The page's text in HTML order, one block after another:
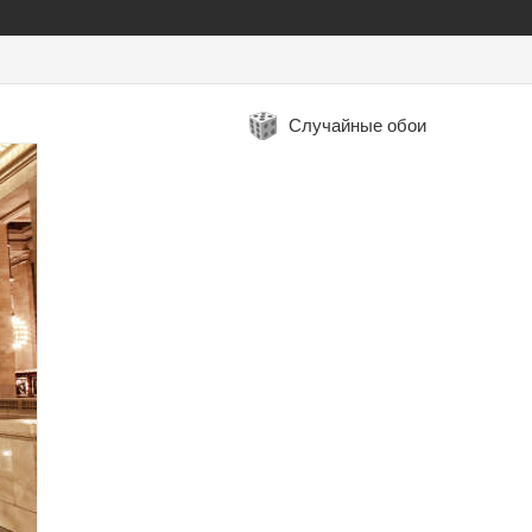
Случайные обои